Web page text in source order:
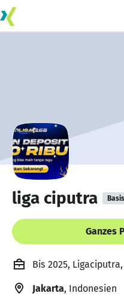
liga ciputra Basis
Ganzes
Bis 2025,
Jakarta, Indonesien